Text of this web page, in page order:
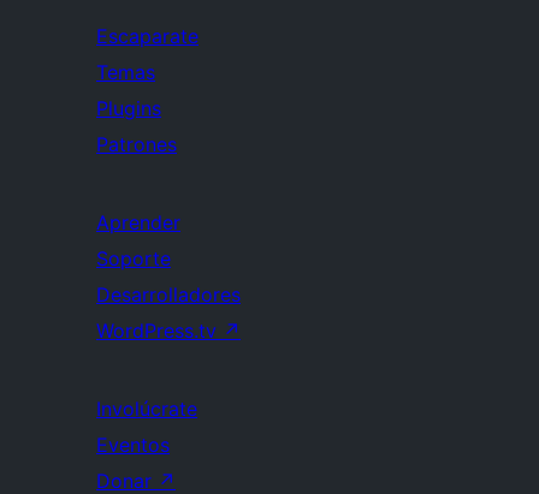
Escaparate
Temas
Plugins
Patrones
Aprender
Soporte
Desarrolladores
WordPress.tv ↗
Involúcrate
Eventos
Donar ↗